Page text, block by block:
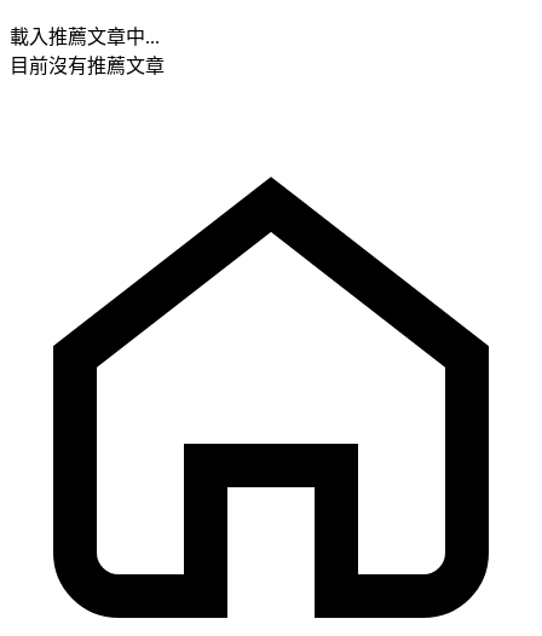
載入推薦文章中...
目前沒有推薦文章